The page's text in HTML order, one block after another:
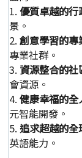
1. 優質卓越的行
景。
2. 創意學習的專
專業社群。
3. 資源整合的社
會資源。
4. 健康幸福的全
元智能開發。
5. 追求超越的全
英語能力。